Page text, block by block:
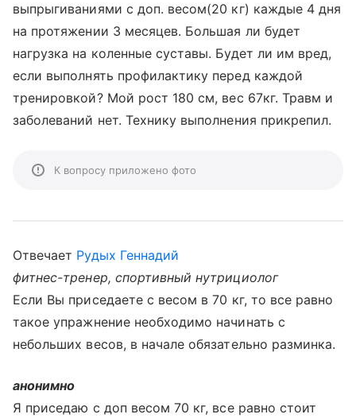
выпрыгиваниями с доп. весом(20 кг) каждые 4 дня
на протяжении 3 месяцев. Большая ли будет
нагрузка на коленные суставы. Будет ли им вред,
если выполнять профилактику перед каждой
тренировкой? Мой рост 180 см, вес 67кг. Травм и
заболеваний нет. Технику выполнения прикрепил.
К вопросу приложено фото
Отвечает Рудых Геннадий
фитнес-тренер, спортивный нутрициолог
Если Вы приседаете с весом в 70 кг, то все равно
такое упражнение необходимо начинать с
небольших весов, в начале обязательно разминка.
анонимно
Я приседаю с доп весом 70 кг, все равно стоит